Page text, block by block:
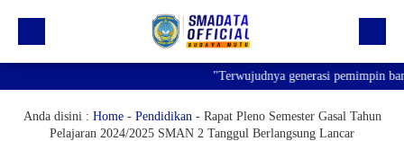
Profil
"Terwujudnya generasi pemimpin
Anda disini : Home- Pendidikan- Rapat Pleno Semester Gasal Tahun
Pelajaran 2024/2025 SMAN 2 Tanggul Berlangsung Lancar